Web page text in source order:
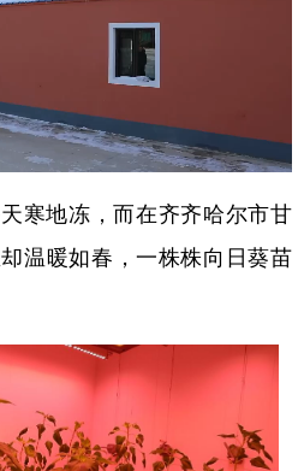
金融
信息化
旅游 能源
娱乐 时尚
书画 一带一路
河北 山西
地冻，而在齐齐哈尔市甘
温暖如春，一株株向日葵苗